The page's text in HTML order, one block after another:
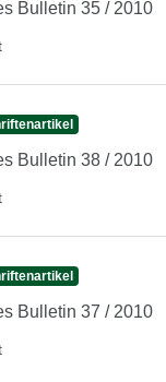
Bulletin 35 / 2010
Bulletin 38 / 2010
Bulletin 37 / 2010